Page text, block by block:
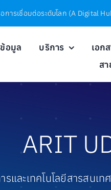
การเชื่อมต่อระดับโลก (A Digital
อมูล บริการ เอก
ส
ARIT
และเทคโนโลยีสารสนเ